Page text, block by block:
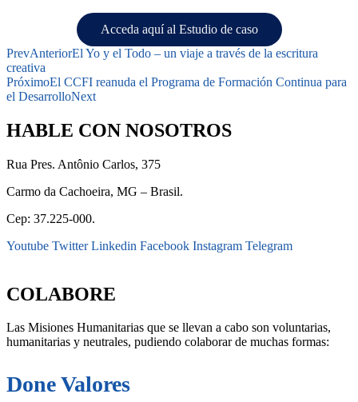
Acceda aquí al Estudio de caso
PrevAnteriorEl Yo y el Todo – un viaje a través de la escritura
creativa
PróximoEl CCFI reanuda el Programa de Formación Continua para
el DesarrolloNext
HABLE CON NOSOTROS
Rua Pres. Antônio Carlos, 375
Carmo da Cachoeira, MG – Brasil.
Cep: 37.225-000.
Youtube Twitter Linkedin Facebook Instagram Telegram
COLABORE
Las Misiones Humanitarias que se llevan a cabo son voluntarias,
humanitarias y neutrales, pudiendo colaborar de muchas formas:
Done Valores